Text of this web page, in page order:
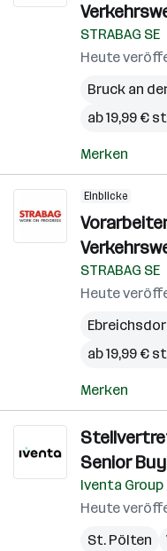
STRABAG SE
Heute
Bruck an
ab 19,99 €
Merken
Einblicke
STRABAG SE
Heute
ab 19,99 €
Merken
Senior
Iventa Group
Heute
St. Pölten